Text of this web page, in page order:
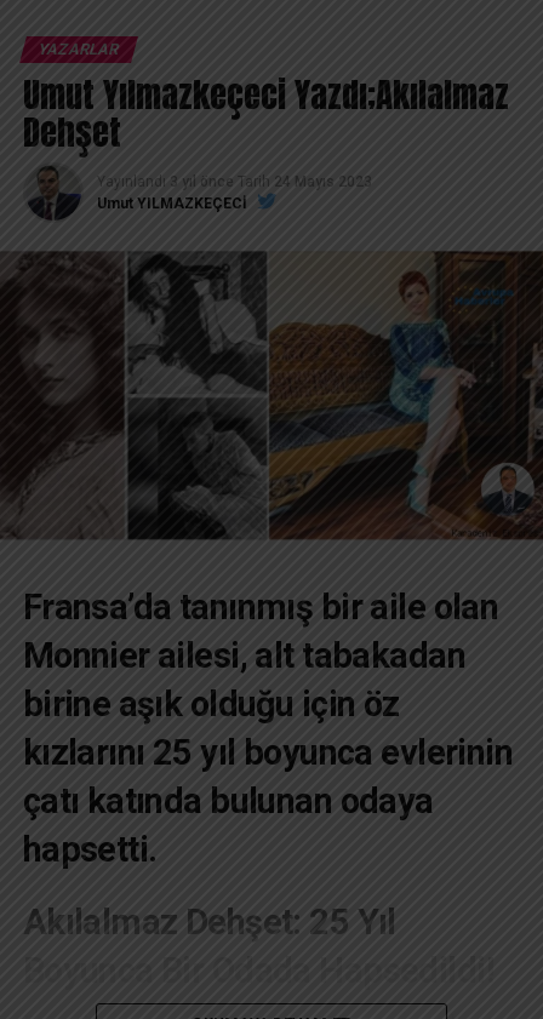
YAZARLAR
Umut Yılmazkeçeci Yazdı;Akılalmaz
Dehşet
Yayınlandı 3 yıl önce Tarih 24 Mayıs 2023
Umut YILMAZKEÇECİ
Fransa’da tanınmış bir aile olan
Monnier ailesi, alt tabakadan
birine aşık olduğu için öz
kızlarını 25 yıl boyunca evlerinin
çatı katında bulunan odaya
hapsetti.
Akılalmaz Dehşet: 25 Yıl